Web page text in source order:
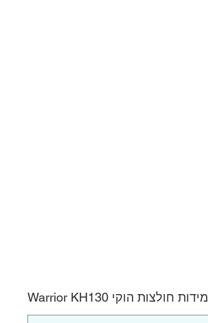
מידות חולצות הוקי Warrior KH130